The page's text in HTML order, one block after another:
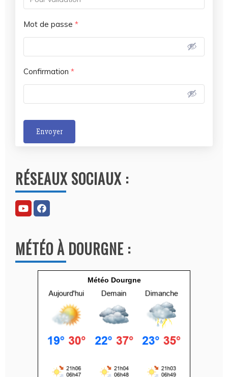
Mot de passe *
Confirmation *
Envoyer
t
e
r
n
t
i
RÉSEAUX SOCIAUX :
MÉTÉO À DOURGNE :
Météo Dourgne